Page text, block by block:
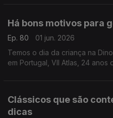
Há bons motivos para
Ep. 80
01 jun. 2026
Temos o dia da criança na
em Portugal, VII Atlas, 24 anos
Clássicos que são
dicas